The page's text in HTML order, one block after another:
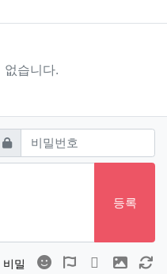
없습니다.
비밀번호필수
등록
비밀 이모티콘폰트어썸
동영상 이미지